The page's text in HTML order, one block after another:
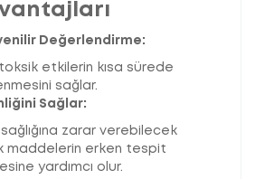
Değerlendirme:
etkilerin kısa sürede
sağlar.
Sağlar:
sağlığına zarar verebilecek
maddelerin erken tespit
yardımcı olur.